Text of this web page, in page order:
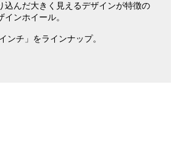
込んだ大きく見えるデザインが特徴の
ンホイール。
ンチ」をラインナップ。